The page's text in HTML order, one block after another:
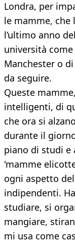
Londra, per
le mamme,
l’ultimo anno
università
Manchester o
da seguire.
Queste
intelligenti, di
che ora si
durante il
piano di studi e
'mamme
ogni aspetto
indipendenti.
studiare, si
mangiare,
mi usa come